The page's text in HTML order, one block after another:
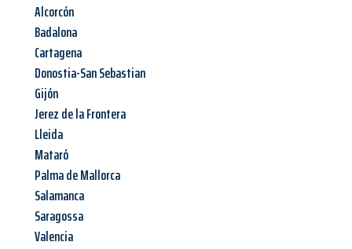
Alcorcón
Badalona
Cartagena
Donostia-San Sebastian
Gijón
Jerez de la Frontera
Lleida
Mataró
Palma de Mallorca
Salamanca
Saragossa
Valencia